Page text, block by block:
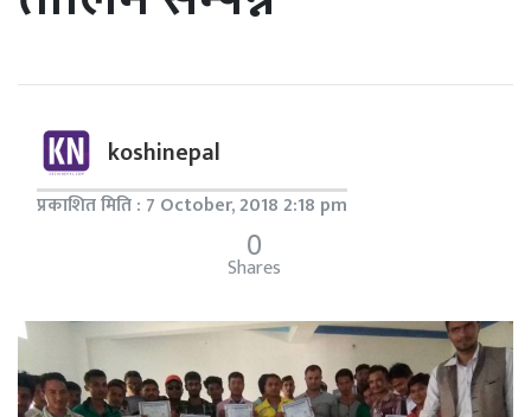
koshinepal
प्रकाशित मिति : 7 October, 2018 2:18 pm
0
Shares